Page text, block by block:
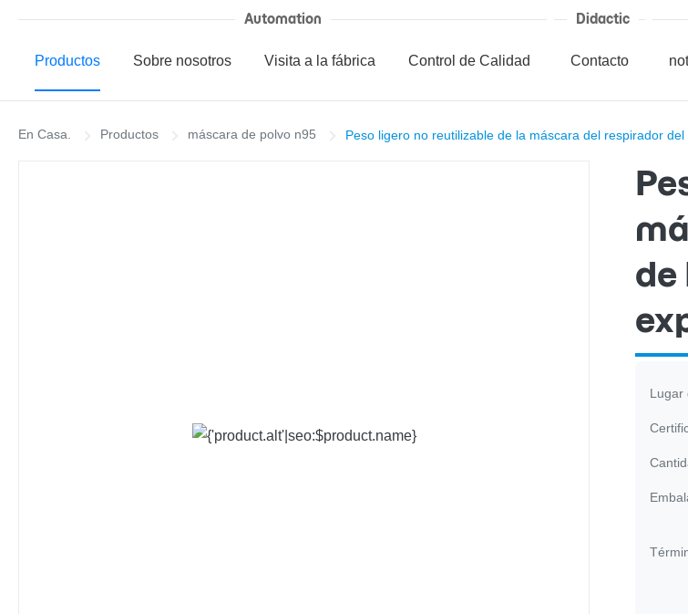
Automation
Productos Sobre nosotros Visita a la fábrica Control de Calidad
Didactic
Contacto
En Casa. Productos máscara de polvo n95 Peso ligero no reutilizable de la máscara del respirador
de
Lugar